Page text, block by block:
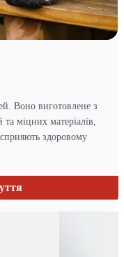
Воно виготовлене з
міцних матеріалів,
здоровому